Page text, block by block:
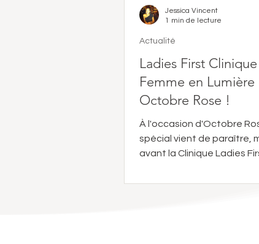
Ladies First
Femme en
Octobre Rose !
À l'occasion d'Octobre
spécial vient de paraître,
avant la Clinique Ladies First et
Actualité
Jessica Vincent
1 min de lecture